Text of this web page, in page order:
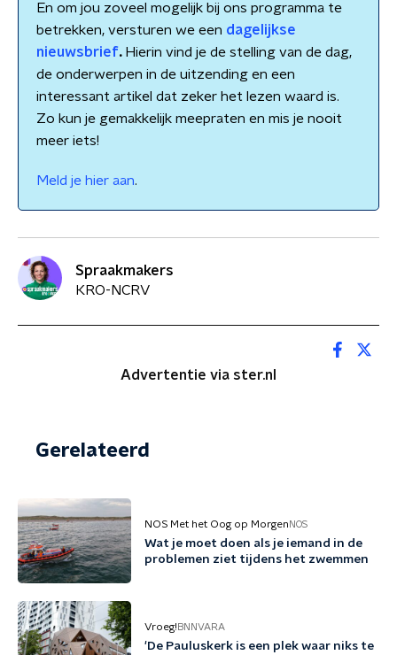
En om jou zoveel mogelijk bij ons programma te
betrekken, versturen we een dagelijkse
nieuwsbrief.Hierin vind je de stelling van de dag,
de onderwerpen in de uitzending en een
interessant artikel dat zeker het lezen waard is.
Zo kun je gemakkelijk meepraten en mis je nooit
meer iets!
Meld je hier aan.
Spraakmakers
KRO-NCRV
Advertentie via ster.nl
Gerelateerd
NOS Met het Oog op Morgen NOS
Wat je moet doen als je iemand in de
problemen ziet tijdens het zwemmen
Vroeg! BNNVARA
'De Pauluskerk is een plek waar niks te